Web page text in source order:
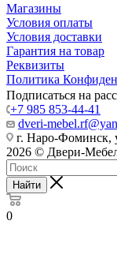
Магазины
Условия оплаты
Условия доставки
Гарантия на товар
Реквизиты
Политика
Подписаться на
+7 985 853-44-41
dveri-
г. Наро-Фоминск,
2026 © Двери-
Найти
0